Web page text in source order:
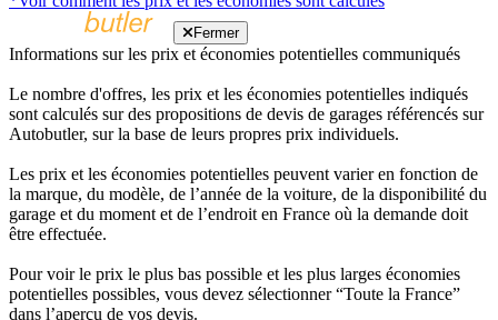
Fermer
Informations sur les prix et économies potentielles communiqués
Le nombre d'offres, les prix et les économies potentielles indiqués
sont calculés sur des propositions de devis de garages référencés sur
Autobutler, sur la base de leurs propres prix individuels.
Les prix et les économies potentielles peuvent varier en fonction de
la marque, du modèle, de l’année de la voiture, de la disponibilité du
garage et du moment et de l’endroit en France où la demande doit
être effectuée.
Pour voir le prix le plus bas possible et les plus larges économies
potentielles possibles, vous devez sélectionner “Toute la France”
dans l’aperçu de vos devis.